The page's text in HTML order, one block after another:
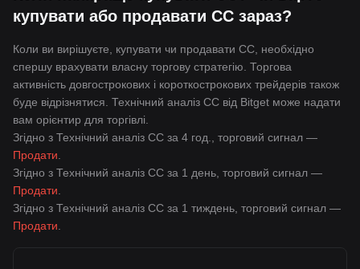
купувати або продавати CC зараз?
Коли ви вирішуєте, купувати чи продавати CC, необхідно
спершу врахувати власну торгову стратегію. Торгова
активність довгострокових і короткострокових трейдерів також
буде відрізнятися. Технічний аналіз CC від Bitget може надати
вам орієнтир для торгівлі.
Згідно з Технічний аналіз CC за 4 год., торговий сигнал —
Продати
Згідно з Технічний аналіз CC за 1 день, торговий сигнал —
Продати
Згідно з Технічний аналіз CC за 1 тиждень, торговий сигнал —
Продати